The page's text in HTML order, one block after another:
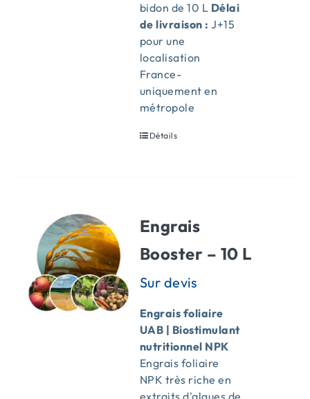
bidon de 10 L Délai
de livraison : J+15
pour une
localisation
France-
uniquement en
métropole
Détails
Engrais
Booster – 10 L
Engrais foliaire
UAB | Biostimulant
nutritionnel NPK
Engrais foliaire
NPK très riche en